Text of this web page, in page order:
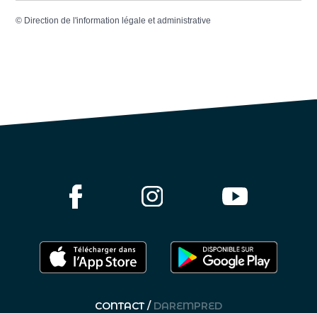
© Direction de l'information légale et administrative
CONTACT / DAREMPRED